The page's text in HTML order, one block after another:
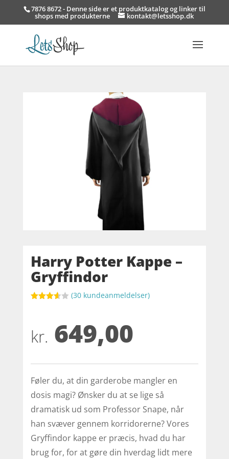
7876 8672 - Denne side er et produktkatalog og linker til
shops med produkterne kontakt@letsshop.dk
Harry Potter Kappe –
Gryffindor
baseret
på
er
(30 kundeanmeldelser)
kr. 649,00
Føler du, at din garderobe mangler en
dosis magi? Ønsker du at se lige så
dramatisk ud som Professor Snape, når
han svæver gennem korridorerne? Vores
Gryffindor kappe er præcis, hvad du har
brug for, for at gøre din hverdag lidt mere